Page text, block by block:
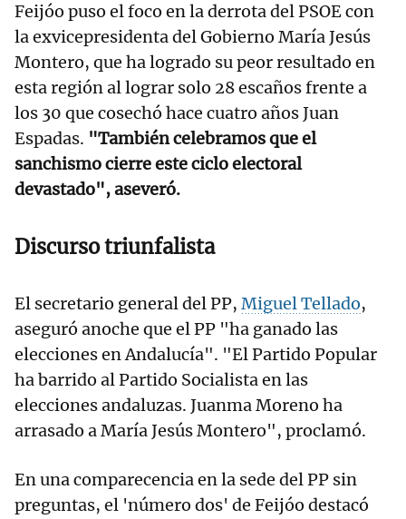
Feijóo puso el foco en la derrota del PSOE con
la exvicepresidenta del Gobierno María Jesús
Montero, que ha logrado su peor resultado en
esta región al lograr solo 28 escaños frente a
los 30 que cosechó hace cuatro años Juan
Espadas. "También celebramos que el
sanchismo cierre este ciclo electoral
devastado", aseveró.
Discurso triunfalista
El secretario general del PP, Miguel Tellado,
aseguró anoche que el PP "ha ganado las
elecciones en Andalucía". "El Partido Popular
ha barrido al Partido Socialista en las
elecciones andaluzas. Juanma Moreno ha
arrasado a María Jesús Montero", proclamó.
En una comparecencia en la sede del PP sin
preguntas, el 'número dos' de Feijóo destacó